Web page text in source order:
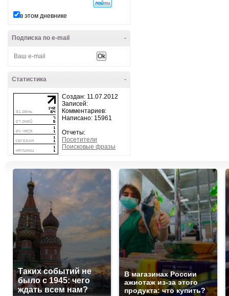
в этом дневнике
-
Подписка по e-mail
-
Статистика
Создан: 11.07.2012
Записей:
Комментариев:
Написано: 15961
Отчеты:
Посетители
Поисковые фразы
Таких событий не
было с 1945: чего
ждать всем нам?
В магазинах России
ажиотаж из-за этого
продукта: что купить?